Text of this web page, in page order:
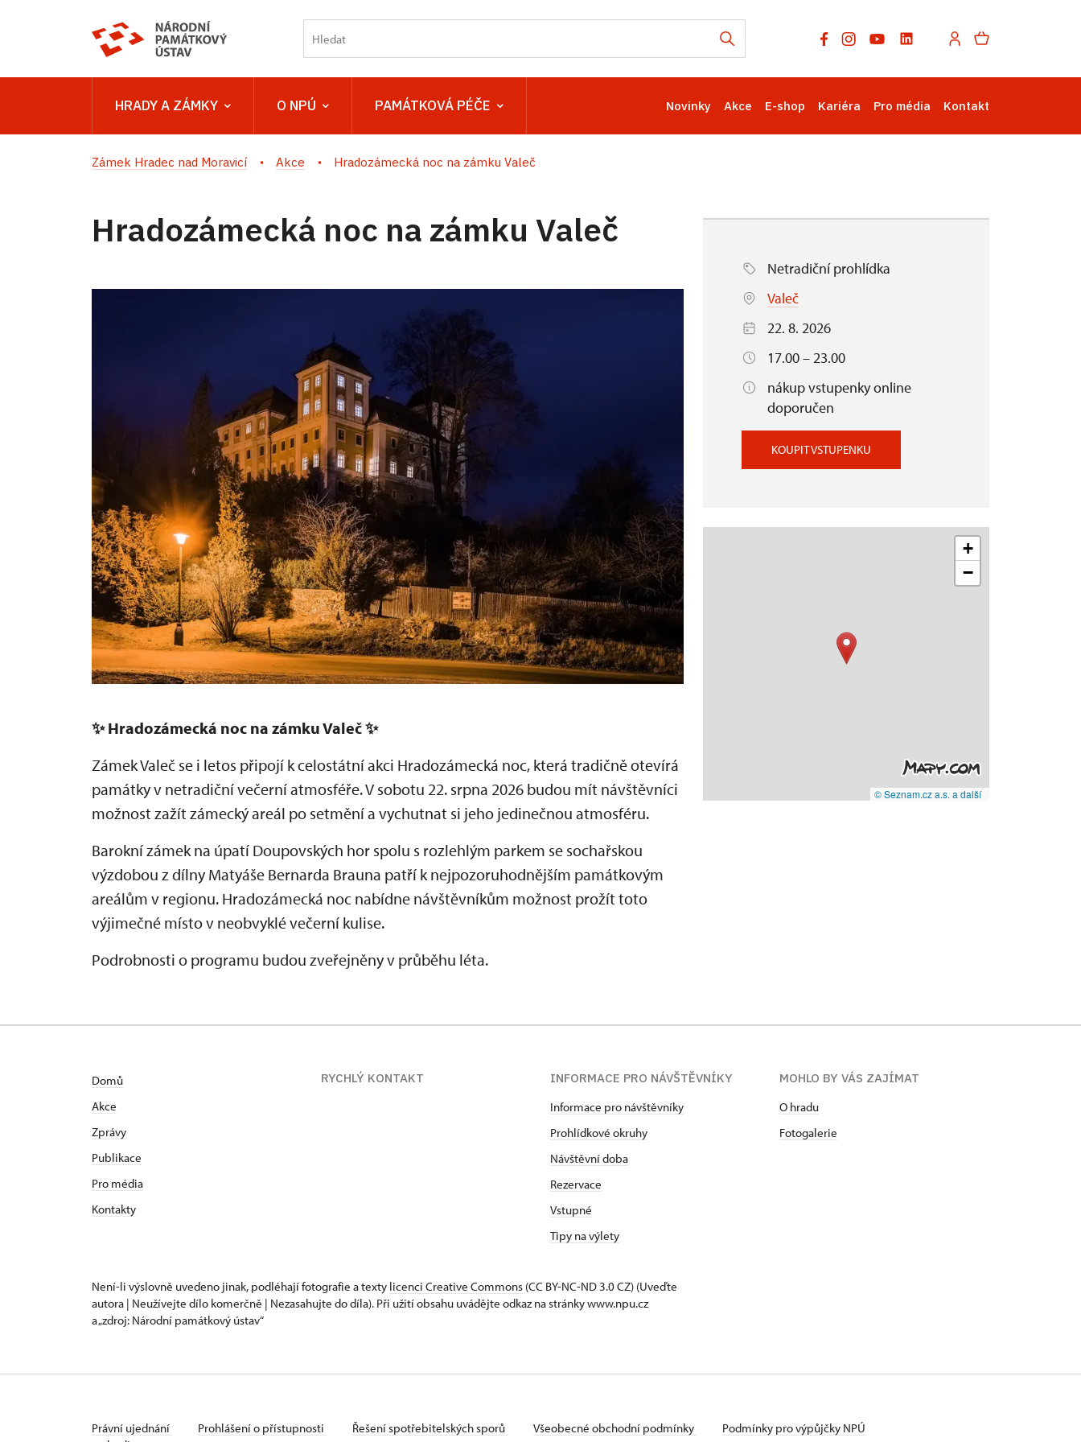
HRADY A ZÁMKY O NPÚ PAMÁTKOVÁ PÉČE Novinky Akce E-shop Kariéra Pro média Kontakt
Zámek Hradec nad Moravicí Akce Hradozámecká noc na zámku Valeč
Hradozámecká noc na zámku Valeč
✨Hradozámecká noc na zámku Valeč✨
Zámek Valeč se i letos připojí k celostátní akci Hradozámecká noc, která tradičně otevírá
památky v netradiční večerní atmosféře. V sobotu 22. srpna 2026 budou mít návštěvníci
možnost zažít zámecký areál po setmění a vychutnat si jeho jedinečnou atmosféru.
Barokní zámek na úpatí Doupovských hor spolu s rozlehlým parkem se sochařskou
výzdobou z dílny Matyáše Bernarda Brauna patří k nejpozoruhodnějším památkovým
areálům v regionu. Hradozámecká noc nabídne návštěvníkům možnost prožít toto
výjimečné místo v neobvyklé večerní kulise.
Podrobnosti o programu budou zveřejněny v průběhu léta.
Netradiční prohlídka
Valeč
22. 8. 2026
17.00 – 23.00
nákup vstupenky online
doporučen
KOUPIT VSTUPENKU
+
−
© Seznam.cz a.s. a další
Domů
Akce
Zprávy
Publikace
Pro média
Kontakty
RYCHLÝ KONTAKT
INFORMACE PRO NÁVŠTĚVNÍKY
Informace pro návštěvníky
Prohlídkové okruhy
Návštěvní doba
Rezervace
Vstupné
Tipy na výlety
MOHLO BY VÁS ZAJÍMAT
O hradu
Fotogalerie
Není-li výslovně uvedeno jinak, podléhají fotografie a texty licenci Creative Commons (CC BY-NC-ND 3.0 CZ) (Uveďte
autora | Neužívejte dílo komerčně | Nezasahujte do díla). Při užití obsahu uvádějte odkaz na stránky www.npu.cz
a „zdroj: Národní památkový ústav“
Právní ujednání Prohlášení o přístupnosti Řešení spotřebitelských sporů Všeobecné obchodní podmínky
Podmínky pro výpůjčky NPÚ